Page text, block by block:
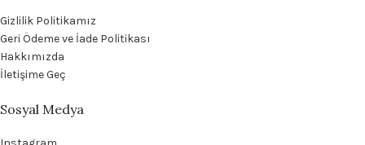
Gizlilik Politikamız
Geri Ödeme ve İade Politikası
Hakkımızda
İletişime Geç
Sosyal Medya